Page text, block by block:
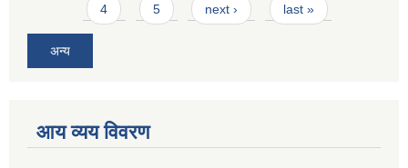
4 5 next › last »
अन्य
आय व्यय विवरण